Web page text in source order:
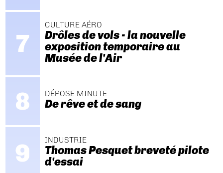
CULTURE AÉRO
Drôles de vols - la nouvelle
exposition temporaire au
Musée de l'Air
DÉPOSE MINUTE
De rêve et de sang
INDUSTRIE
Thomas Pesquet breveté pilote
d'essai